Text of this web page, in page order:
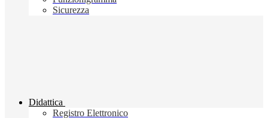
Sicurezza
Didattica
Registro Elettronico